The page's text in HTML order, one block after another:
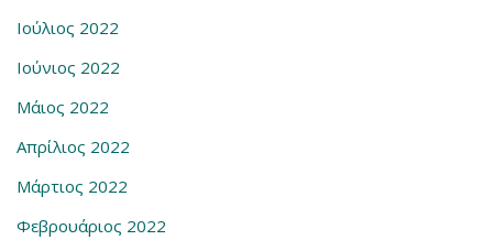
Ιούλιος 2022
Ιούνιος 2022
Μάιος 2022
Απρίλιος 2022
Μάρτιος 2022
Φεβρουάριος 2022